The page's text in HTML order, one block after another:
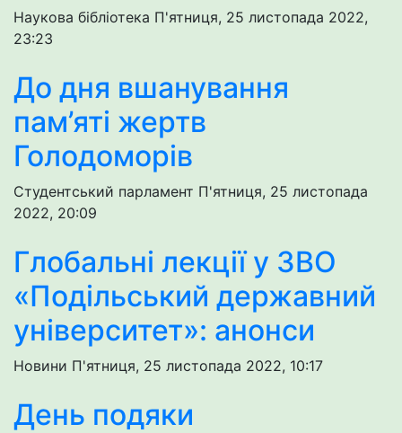
Наукова бібліотека П'ятниця, 25 листопада 2022,
23:23
До дня вшанування
пам’яті жертв
Голодоморів
Студентський парламент П'ятниця, 25 листопада
2022, 20:09
Глобальні лекції у ЗВО
«Подільський державний
університет»: анонси
Новини П'ятниця, 25 листопада 2022, 10:17
День подяки